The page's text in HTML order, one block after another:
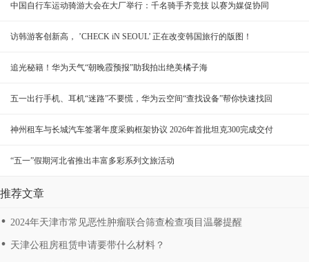
中国自行车运动骑游大会在大厂举行：千名骑手齐竞技 以赛为媒促协同
访韩游客创新高， ’CHECK iN SEOUL’ 正在改变韩国旅行的版图！
追光秘籍！华为天气“朝晚霞预报”助我拍出绝美橘子海
五一出行手机、耳机“迷路”不要慌，华为云空间“查找设备”帮你快速找回
神州租车与长城汽车签署年度采购框架协议 2026年首批坦克300完成交付
“五一”假期河北省推出丰富多彩系列文旅活动
推荐文章
2024年天津市常见恶性肿瘤联合筛查检查项目温馨提醒
天津公租房租赁申请要带什么材料？